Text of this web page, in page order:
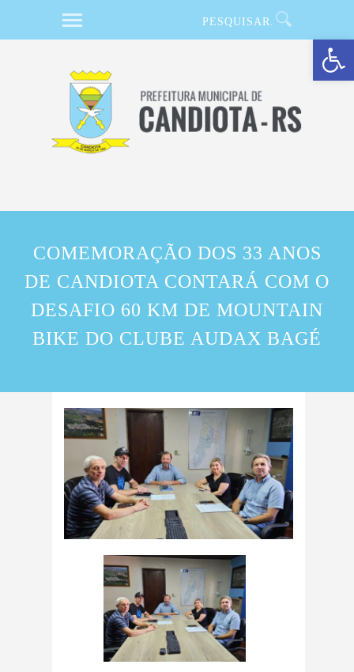
Barra de Ferramentas Aberta
COMEMORAÇÃO DOS 33 ANOS
DE CANDIOTA CONTARÁ COM O
DESAFIO 60 KM DE MOUNTAIN
BIKE DO CLUBE AUDAX BAGÉ